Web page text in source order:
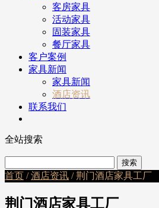
客房家具
活动家具
固装家具
餐厅家具
客户案例
家具新闻
家具新闻
酒店资讯
联系我们
全站搜索
首页 /酒店资讯 / 荆门酒店家具工厂
荆门酒店家具工厂